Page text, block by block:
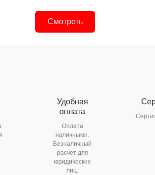
Смотреть
Удобная
оплата
Оплата
наличными.
Безналичный
расчёт для
юридических
лиц.